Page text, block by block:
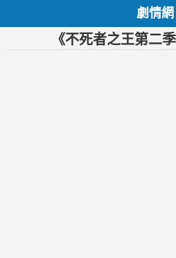
劇情網
《不死者之王第二